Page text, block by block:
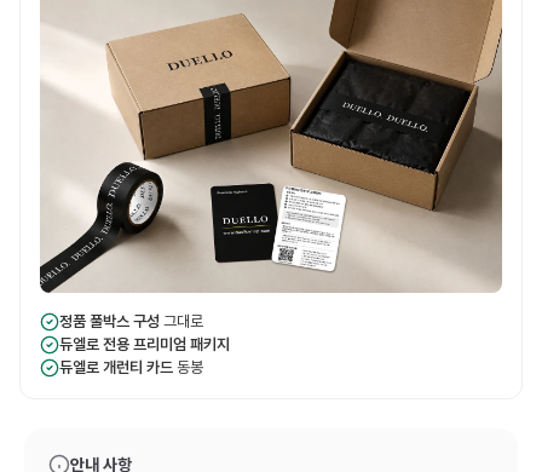
정품 풀박스 구성 그대로
듀엘로 전용 프리미엄 패키지
듀엘로 개런티 카드 동봉
안내 사항